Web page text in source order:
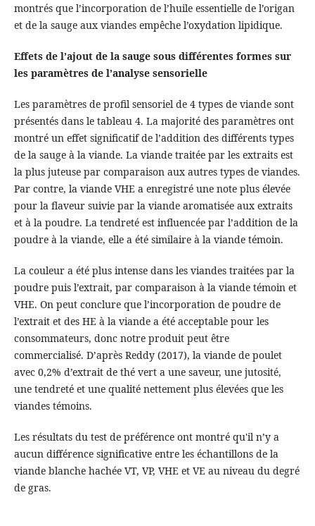
montrés que l’incorporation de l’huile essentielle de l’origan
et de la sauge aux viandes empêche l’oxydation lipidique.
Effets de l’ajout de la sauge sous différentes formes sur
les paramètres de l’analyse sensorielle
Les paramètres de profil sensoriel de 4 types de viande sont
présentés dans le tableau 4. La majorité des paramètres ont
montré un effet significatif de l’addition des différents types
de la sauge à la viande. La viande traitée par les extraits est
la plus juteuse par comparaison aux autres types de viandes.
Par contre, la viande VHE a enregistré une note plus élevée
pour la flaveur suivie par la viande aromatisée aux extraits
et à la poudre. La tendreté est influencée par l’addition de la
poudre à la viande, elle a été similaire à la viande témoin.
La couleur a été plus intense dans les viandes traitées par la
poudre puis l’extrait, par comparaison à la viande témoin et
VHE. On peut conclure que l’incorporation de poudre de
l’extrait et des HE à la viande a été acceptable pour les
consommateurs, donc notre produit peut être
commercialisé. D’après Reddy (2017), la viande de poulet
avec 0,2% d’extrait de thé vert a une saveur, une jutosité,
une tendreté et une qualité nettement plus élevées que les
viandes témoins.
Les résultats du test de préférence ont montré qu'il n’y a
aucun différence significative entre les échantillons de la
viande blanche hachée VT, VP, VHE et VE au niveau du degré
de gras.